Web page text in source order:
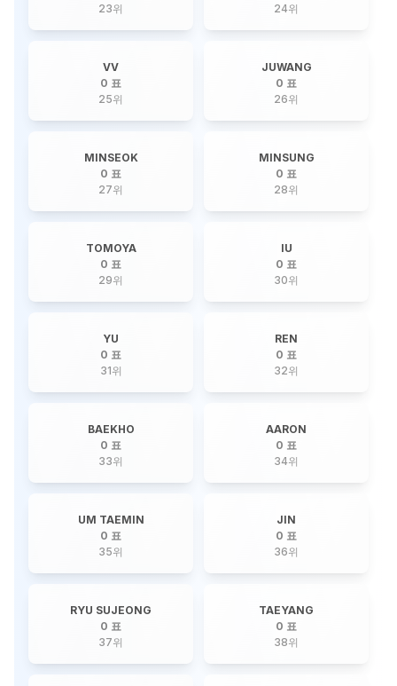
23위
24위
VV
0 표
25위
JUWANG
0 표
26위
MINSEOK
0 표
27위
MINSUNG
0 표
28위
TOMOYA
0 표
29위
IU
0 표
30위
YU
0 표
31위
REN
0 표
32위
BAEKHO
0 표
33위
AARON
0 표
34위
UM TAEMIN
0 표
35위
JIN
0 표
36위
RYU SUJEONG
0 표
37위
TAEYANG
0 표
38위